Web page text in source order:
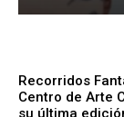
Recorridos
Centro de Arte
su última